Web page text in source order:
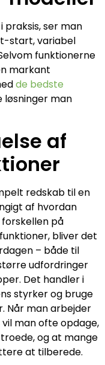
praksis, ser man
start, variabel
funktionerne
markant
de bedste
løsninger man
af
redskab til en
af hvordan
på
bliver det
– både til
udfordringer
Det handler i
styrker og bruge
Når man arbejder
man ofte opdage,
og at mange
at tilberede.